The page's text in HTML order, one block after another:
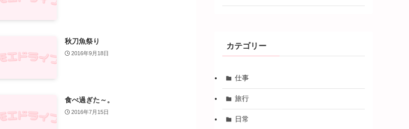
秋刀魚祭り
2016年9月18日
食べ過ぎた～。
2016年7月15日
カテゴリー
仕事
旅行
日常